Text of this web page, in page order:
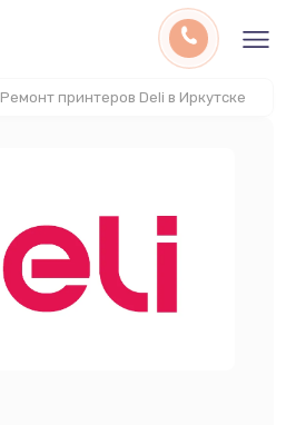
Ремонт принтеров Deli в Иркутске